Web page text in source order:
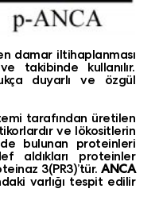
damar iltihaplanması
takibinde kullanılır.
duyarlı ve özgül
tarafından üretilen
ve lökositlerin
bulunan proteinleri
aldıkları proteinler
3(PR3)’tür. ANCA
varlığı tespit edilir